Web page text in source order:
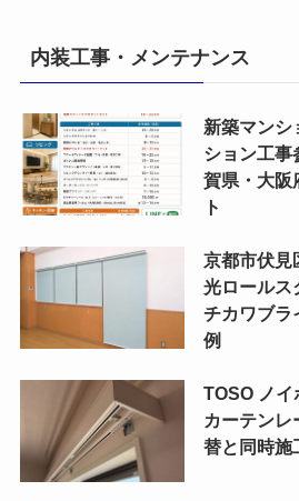
内装工事・メンテナンス
新築マンシ
ション工事
賀県・大阪
ト
京都市伏見
光ロールス
チカワブラ
例
TOSO ノイ
カーテンレ
替と同時施